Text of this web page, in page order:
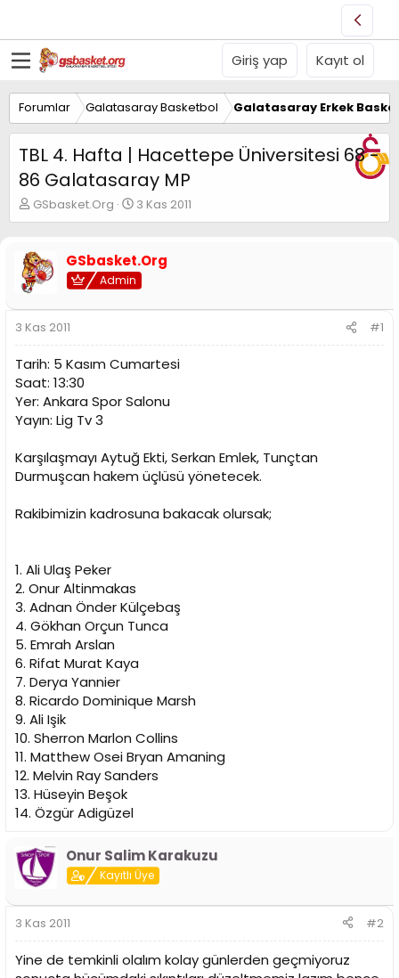
Giriş yap Kayıt ol
Forumlar Galatasaray Basketbol Galatasaray Erkek
TBL 4. Hafta | Hacettepe Üniversitesi 68 -
86 Galatasaray MP
K
o
u
y
u
a
ş
l
a
t
a
n
GSbasket.Org
B
a
a
n
ı
t
a
i
h
3 Kas 2011
GSbasket.Org
Admin
3 Kas 2011 #1
Tarih: 5 Kasım Cumartesi
Saat: 13:30
Yer: Ankara Spor Salonu
Yayın: Lig Tv 3
Karşılaşmayı Aytuğ Ekti, Serkan Emlek, Tunçtan
Durmuşcan hakem üçlüsü yönetecek.
Rakibimizin kadrosuna bakacak olursak;
1. Ali Ulaş Peker
2. Onur Altinmakas
3. Adnan Önder Külçebaş
4. Gökhan Orçun Tunca
5. Emrah Arslan
6. Rifat Murat Kaya
7. Derya Yannier
8. Ricardo Dominique Marsh
9. Ali Işik
10. Sherron Marlon Collins
11. Matthew Osei Bryan Amaning
12. Melvin Ray Sanders
13. Hüseyin Beşok
14. Özgür Adigüzel
Onur Salim Karakuzu
Kayıtlı Üye
3 Kas 2011 #2
Yine de temkinli olalım kolay günlerden geçmiyoruz